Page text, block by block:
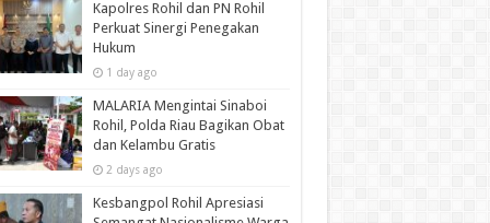
Kapolres Rohil dan PN Rohil
Perkuat Sinergi Penegakan
Hukum
1 day ago
MALARIA Mengintai Sinaboi
Rohil, Polda Riau Bagikan Obat
dan Kelambu Gratis
2 days ago
Kesbangpol Rohil Apresiasi